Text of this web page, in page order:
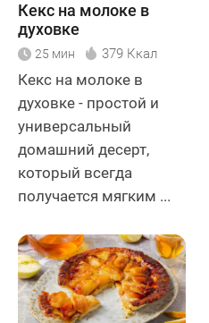
Кекс на молоке в
духовке
25 мин 379 Ккал
Кекс на молоке в
духовке - простой и
универсальный
домашний десерт,
который всегда
получается мягким ...